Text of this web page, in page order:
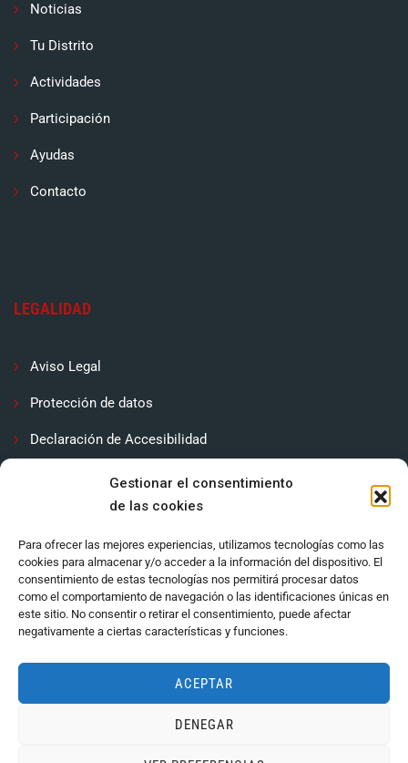
Gestionar el consentimiento
de las cookies
Para ofrecer las mejores experiencias, utilizamos tecnologías como las
cookies para almacenar y/o acceder a la información del dispositivo. El
consentimiento de estas tecnologías nos permitirá procesar datos
como el comportamiento de navegación o las identificaciones únicas en
este sitio. No consentir o retirar el consentimiento, puede afectar
negativamente a ciertas características y funciones.
ACEPTAR
DENEGAR
Noticias
Tu Distrito
Actividades
Participación
Ayudas
Contacto
LEGALIDAD
Aviso Legal
Protección de datos
Declaración de Accesibilidad
Política de cookies (UE)